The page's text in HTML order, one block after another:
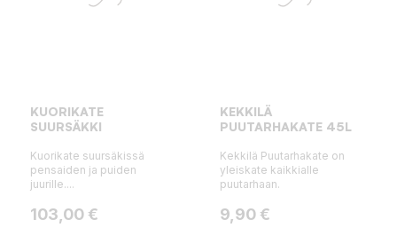
KUORIKATE
SUURSÄKKI
Kuorikate suursäkissä
pensaiden ja puiden
juurille....
Hinta
103,00 €
KEKKILÄ
PUUTARHAKATE 45L
Kekkilä Puutarhakate on
yleiskate kaikkialle
puutarhaan.
Hinta
9,90 €